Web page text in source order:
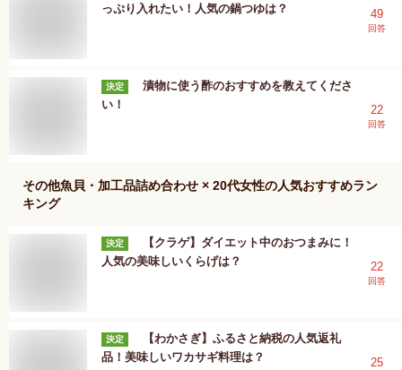
っぷり入れたい！人気の鍋つゆは？
49
回答
決定
漬物に使う酢のおすすめを教えてくださ
い！
22
回答
その他魚貝・加工品詰め合わせ × 20代女性の人気おすすめラン
キング
決定
【クラゲ】ダイエット中のおつまみに！
人気の美味しいくらげは？
22
回答
決定
【わかさぎ】ふるさと納税の人気返礼
品！美味しいワカサギ料理は？
25